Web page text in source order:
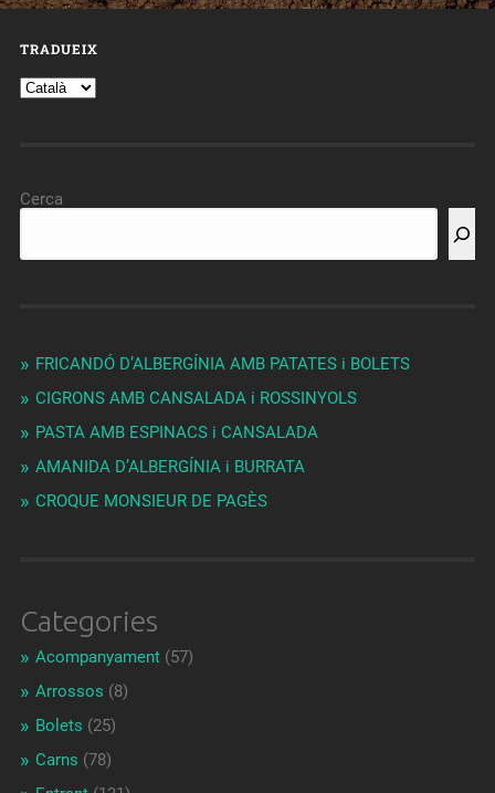
TRADUEIX
Cerca
FRICANDÓ D’ALBERGÍNIA AMB PATATES i BOLETS
CIGRONS AMB CANSALADA i ROSSINYOLS
PASTA AMB ESPINACS i CANSALADA
AMANIDA D’ALBERGÍNIA i BURRATA
CROQUE MONSIEUR DE PAGÈS
Categories
Acompanyament(57)
Arrossos (8)
Bolets (25)
Carns (78)